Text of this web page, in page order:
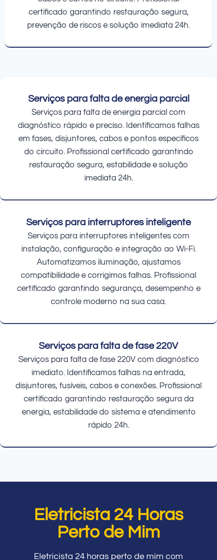
certificado garantindo restauração segura,
prevenção de riscos e solução imediata 24h.
Serviços para falta de energia parcial
Serviços para falta de energia parcial com
diagnóstico rápido e preciso. Identificamos falhas
em fases, disjuntores, cabos e pontos específicos
do circuito. Profissional certificado garantindo
restauração segura, estabilidade e solução
imediata 24h.
Serviços para interruptores inteligente
Serviços para interruptores inteligentes com
instalação, configuração e integração ao Wi-Fi.
Automatizamos iluminação, ajustamos
compatibilidade e corrigimos falhas. Profissional
certificado garantindo segurança, desempenho e
controle moderno na sua casa.
Serviços para falta de fase 220V
Serviços para falta de fase 220V com diagnóstico
imediato. Identificamos falhas na entrada,
disjuntores, fusíveis, cabos e conexões. Profissional
certificado garantindo restauração segura da
energia, estabilidade do sistema e atendimento
rápido 24h.
Eletricista 24 Horas
Perto de Mim
Eletricista 24 horas perto de mim com